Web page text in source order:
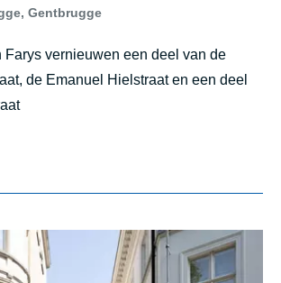
Gentbrugge
Farys vernieuwen een deel van de
de Emanuel Hielstraat en een deel